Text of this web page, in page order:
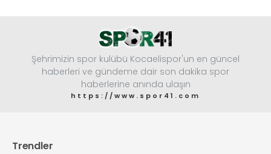
Şehrimizin spor kulübü Kocaelispor'un en güncel
haberleri ve gündeme dair son dakika spor
haberlerine anında ulaşın
https://www.spor41.com
Trendler